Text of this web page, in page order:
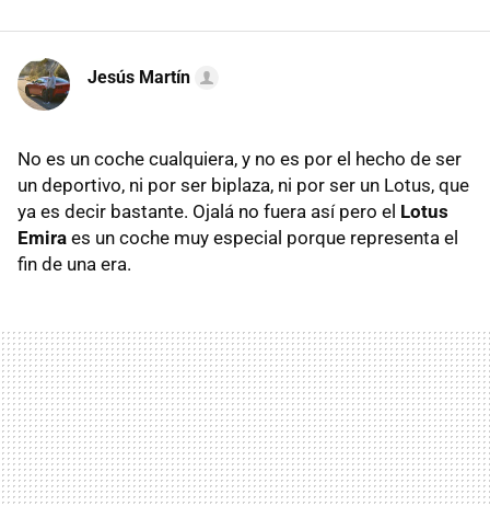
Jesús Martín
No es un coche cualquiera, y no es por el hecho de ser
un deportivo, ni por ser biplaza, ni por ser un Lotus, que
ya es decir bastante. Ojalá no fuera así pero el Lotus
Emira es un coche muy especial porque representa el
fin de una era.